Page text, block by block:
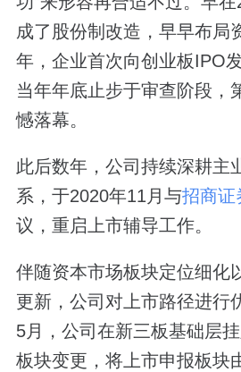
成了股份制改造，早早布局
年，企业首次向创业板IPO
当年年底止步于审查阶段，
憾落幕。
此后数年，公司持续深耕主
系，于2020年11月与招商证
议，重启上市辅导工作。
伴随资本市场板块定位细化
更新，公司对上市路径进行
5月，公司在新三板基础层
板块变更，将上市申报板块